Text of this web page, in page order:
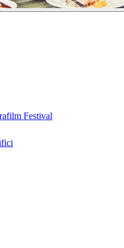
Festival